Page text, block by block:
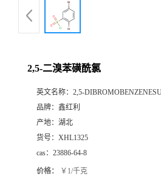
2,5-二溴苯磺酰氯
英文名称： 2,5-
品牌： 鑫红利
产地： 湖北
货号： XHL1325
cas： 23886-64-8
价格： ￥1/千克